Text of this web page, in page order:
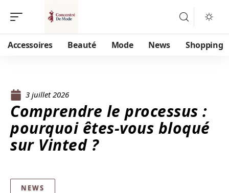
Accessoires Beauté Mode News Shopping
3 juillet 2026
Comprendre le processus :
pourquoi êtes-vous bloqué
sur Vinted ?
NEWS